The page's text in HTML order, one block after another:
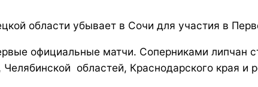
области убывает в Сочи для участия в
официальные матчи. Соперниками липчан
областей, Краснодарского края и